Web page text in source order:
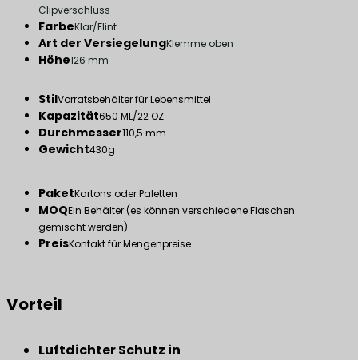
Clipverschluss
FarbeKlar/Flint
Art der VersiegelungKlemme oben
Höhe126 mm
StilVorratsbehälter für Lebensmittel
Kapazität650 ML/22 OZ
Durchmesser110,5 mm
Gewicht430g
PaketKartons oder Paletten
MOQEin Behälter (es können verschiedene Flaschen
gemischt werden)
PreisKontakt für Mengenpreise
Vorteil
Luftdichter Schutz in